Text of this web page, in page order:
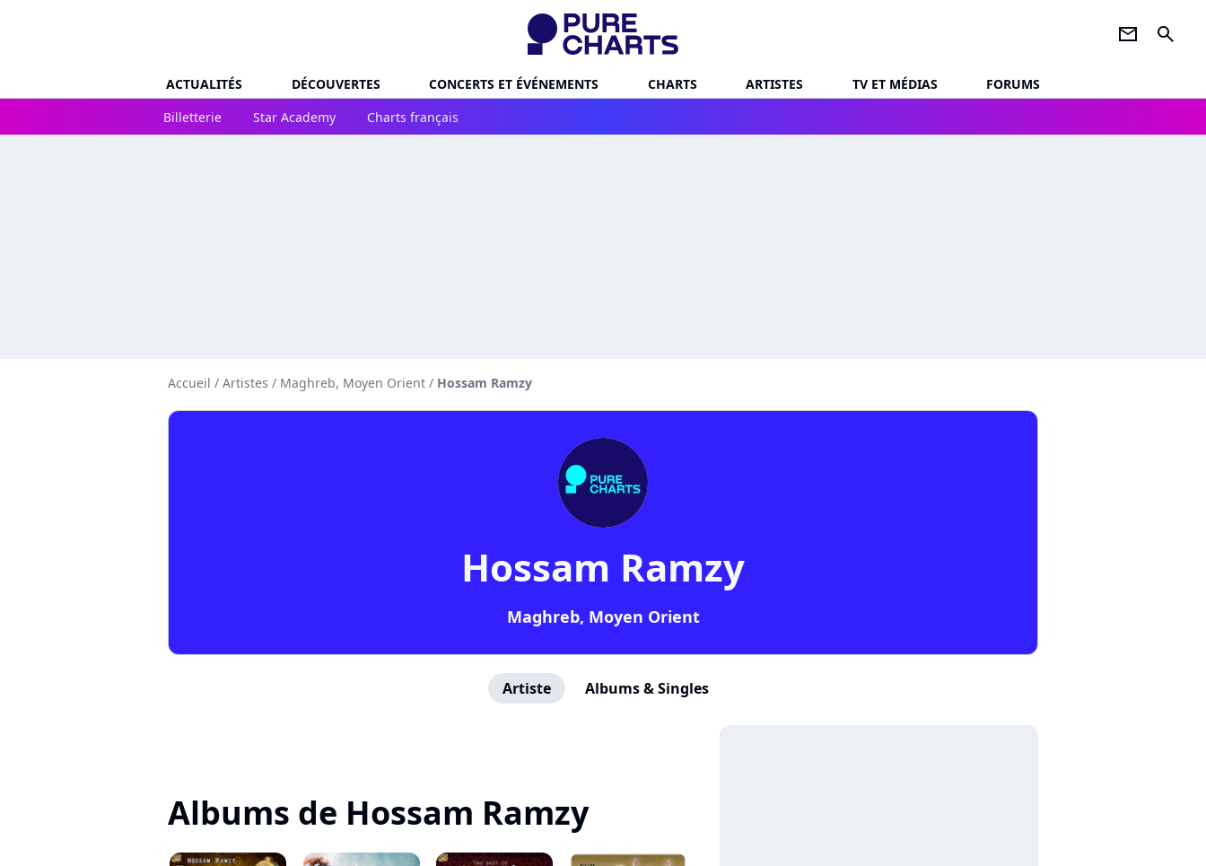
newsletter search
ACTUALITÉS DÉCOUVERTES CONCERTS ET ÉVÉNEMENTS CHARTS ARTISTES TV ET MÉDIAS
FORUMS
Billetterie
Star Academy Charts français
Accueil / Artistes / Maghreb, Moyen Orient / Hossam Ramzy
Hossam Ramzy
Maghreb, Moyen Orient
Artiste Albums & Singles
Albums de Hossam Ramzy